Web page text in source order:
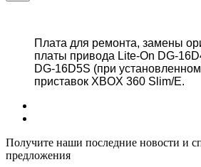
Плата для ремонта, замены
платы привода Lite-On DG-
DG-16D5S (при
приставок XBOX 360 Slim/E.
Получите наши последние новости и
предложения